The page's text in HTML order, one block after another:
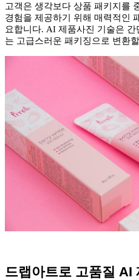
고객은 생각보다 상품 패키지를
경험을 제공하기 위해 매력적인
요합니다. AI 제품사진 기술은
는 고급스러운 패키징으로 변환
드랩아트로 고품질 AI